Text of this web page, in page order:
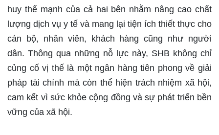
huy thế mạnh của cả hai bên nhằm nâng cao chất
lượng dịch vụ y tế và mang lại tiện ích thiết thực cho
cán bộ, nhân viên, khách hàng cũng như người
dân. Thông qua những nỗ lực này, SHB không chỉ
củng cố vị thế là một ngân hàng tiên phong về giải
pháp tài chính mà còn thể hiện trách nhiệm xã hội,
cam kết vì sức khỏe cộng đồng và sự phát triển bền
vững của xã hội.​